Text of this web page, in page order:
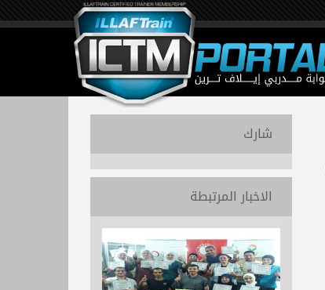
شارك
الاخبار المرتبطة